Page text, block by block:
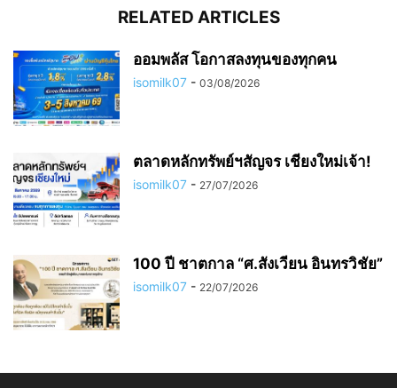
RELATED ARTICLES
ออมพลัส โอกาสลงทุนของทุกคน
isomilk07 - 03/08/2026
ตลาดหลักทรัพย์ฯสัญจร เชียงใหม่เจ้า!
isomilk07 - 27/07/2026
100 ปี ชาตกาล “ศ.สังเวียน อินทรวิชัย”
isomilk07 - 22/07/2026